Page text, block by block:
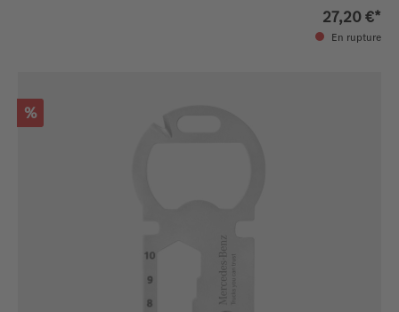
27,20 €*
En rupture
Réduction
%